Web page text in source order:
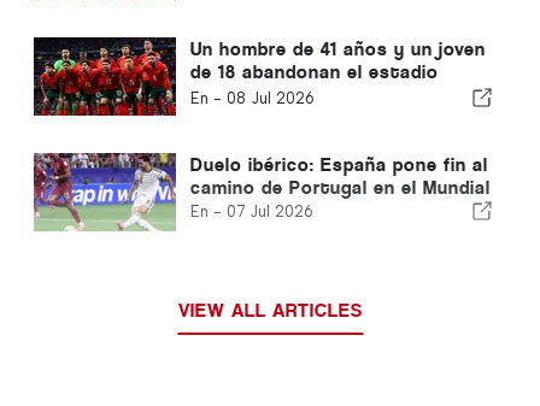
Un hombre de 41 años y un joven
de 18 abandonan el estadio
AT&amp;T de Dallas
En - 08 Jul 2026
Duelo ibérico: España pone fin al
camino de Portugal en el Mundial
En - 07 Jul 2026
VIEW ALL ARTICLES